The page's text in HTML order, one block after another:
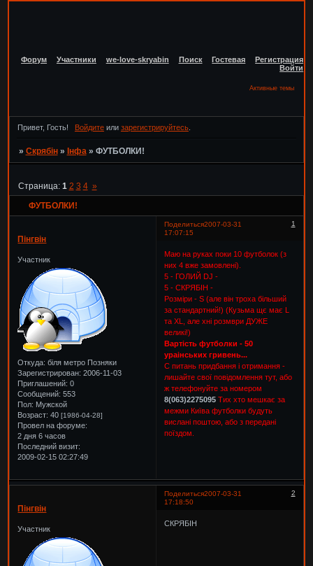
Форум Участники we-love-skryabin Поиск Гостевая
Регистрация
Войти
Активные темы
Привет, Гость! Войдитеили зарегистрируйтесь.
» Скрябін » Інфа » ФУТБОЛКИ!
ФУТБОЛКИ!
Страница: 1 2 3 4 »
Поделиться 1
2007-03-31
17:07:15
Пінгвін
Участник
Откуда: біля метро Позняки
Зарегистрирован: 2006-11-03
Приглашений: 0
Сообщений: 553
Пол: Мужской
Возраст: 40[1986-04-28]
Провел на форуме:
2 дня 6 часов
Последний визит:
2009-02-15 02:27:49
Маю на руках поки 10 футболок (з
них 4 вже замовлені).
5 - ГОЛИЙ DJ -
5 - СКРЯБІН -
Розміри - S (але він троха більший
за стандартний!) (Кузьма щє має L
та XL, але хні розмври ДУЖЕ
великі!)
Вартість футболки - 50
ураінських гривень...
С питань придбання і отримання -
лишайте свої повідомлення тут, або
ж телефонуйте за номером
8(063)2275095Тих хто мешкає за
межми Київа футболки будуть
вислані поштою, або з передані
поїздом.
Поделиться 2
2007-03-31
17:18:50
Пінгвін
Участник
СКРЯБІН